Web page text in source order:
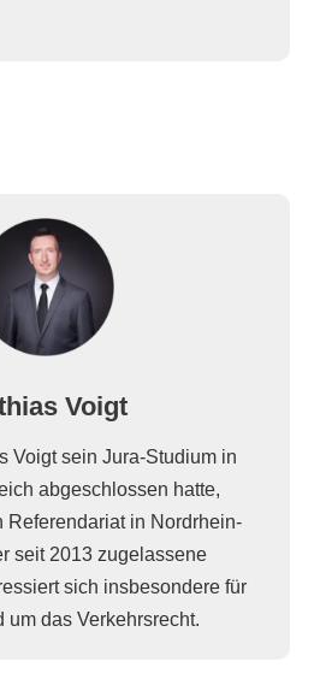
Voigt
Voigt sein Jura-Studium in
abgeschlossen hatte,
Referendariat in Nordrhein-
seit 2013 zugelassene
sich insbesondere für
um das Verkehrsrecht.